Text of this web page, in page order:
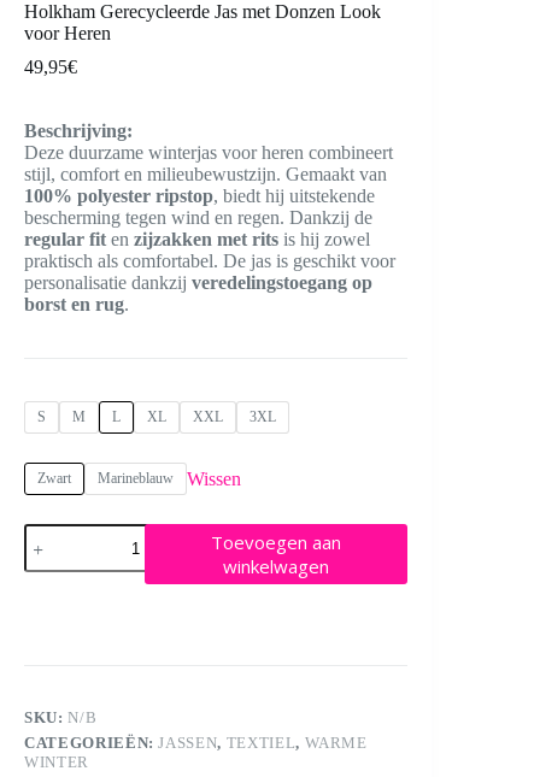
Holkham Gerecycleerde Jas met Donzen Look
voor Heren
49,95€
Beschrijving:
Deze duurzame winterjas voor heren combineert
stijl, comfort en milieubewustzijn. Gemaakt van
100% polyester ripstop, biedt hij uitstekende
bescherming tegen wind en regen. Dankzij de
regular fit en zijzakken met rits is hij zowel
praktisch als comfortabel. De jas is geschikt voor
personalisatie dankzij veredelingstoegang op
borst en rug.
S M L XL XXL 3XL
Zwart Marineblauw Wissen
Holkham
Gerecycleerde
Jas
Toevoegen aan
winkelwagen
SKU:N/B
CATEGORIEËN:JASSEN, TEXTIEL, WARME
WINTER